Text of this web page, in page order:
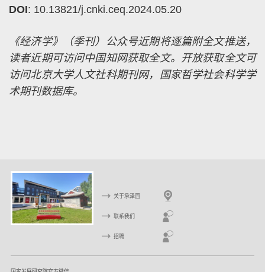
DOI: 10.13821/j.cnki.ceq.2024.05.20
《经济学》（季刊）公众号近期将逐篇附全文推送，
读者近期可访问中国知网获取全文。开放获取全文可
访问北京大学人文社科期刊网，国家哲学社会科学学
术期刊数据库。
关于承泽园
联系我们
招聘